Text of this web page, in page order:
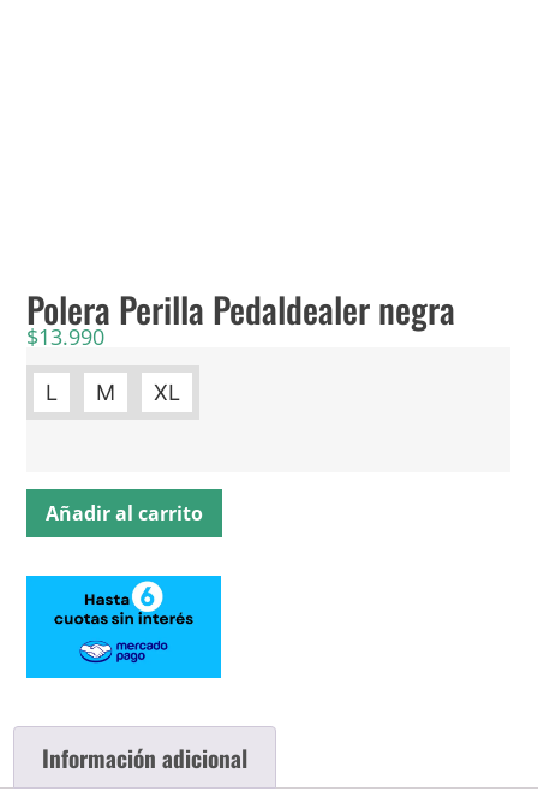
Polera Perilla Pedaldealer negra
$13.990
L M XL
Añadir al carrito
Información adicional